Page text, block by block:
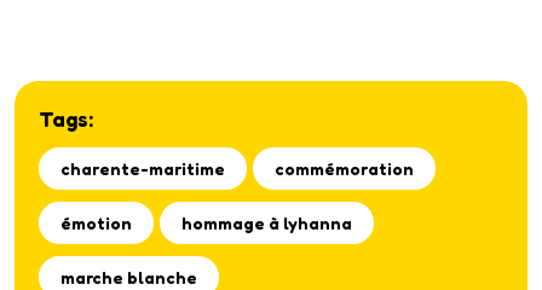
Tags:
charente-maritime commémoration
émotion hommage à lyhanna
marche blanche